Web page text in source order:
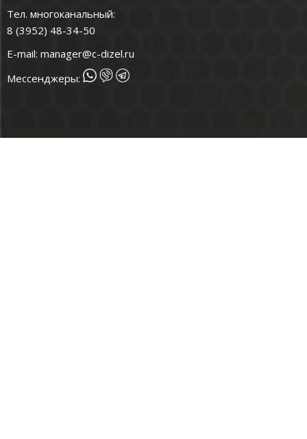
Тел. многоканальный:
8 (3952) 48-34-50
E-mail: manager@c-dizel.ru
Мессенджеры: